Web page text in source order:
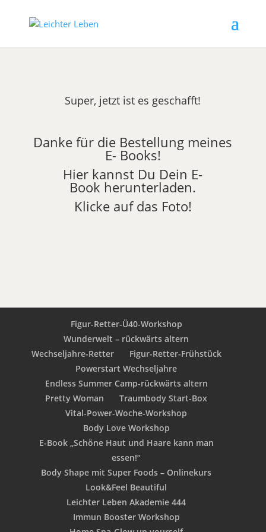
Super, jetzt ist es geschafft!
Danke für die Bestellung meines
E- Books!
Hier kannst Du Dein E-
Book herunterladen.
Klicke auf das Foto!
Figur-Retter-Ü40-Workshop
Wunderwelt – rückwärts altern
Wechseljahre-Retter
Figur-Retter-Frühstück
Powerstart Wechseljahre
Endless Summer Camp-rückwärts altern
Pretty Woman
Traumbody Start-Box
Vital-Power-Woche-Workshop
Body Love Workshop
E-Book „Schöne Haut und Haare kann man
essen!“
Body Shape mit Super Foods – Onlinekurs
Look&Feel Beautiful
Leichter Leben Akademie 444
Immun Booster Workshop